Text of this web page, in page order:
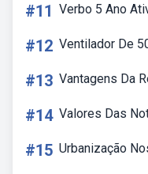
#11 Verbo 5 Ano
#12 Ventilador De
#13 Vantagens Da
#14 Valores Das
#15 Urbanização